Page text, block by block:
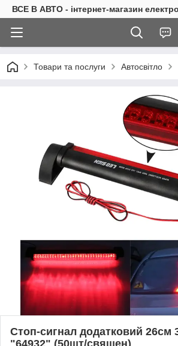
ВСЕ В АВТО - інтернет-магазин
Товари та послуги Автосвітло
Стоп-сигнал додатковий 26см
"64932" (50шт/священ)